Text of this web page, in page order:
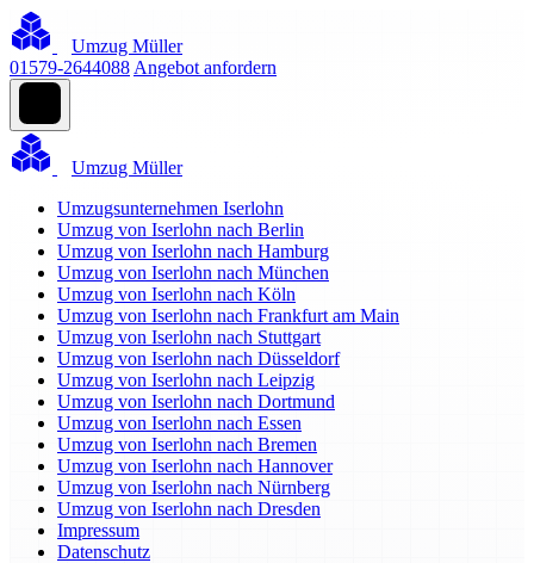
Umzug Müller
01579-2644088 Angebot anfordern
Umzug Müller
Umzugsunternehmen Iserlohn
Umzug von Iserlohn nach Berlin
Umzug von Iserlohn nach Hamburg
Umzug von Iserlohn nach München
Umzug von Iserlohn nach Köln
Umzug von Iserlohn nach Frankfurt am Main
Umzug von Iserlohn nach Stuttgart
Umzug von Iserlohn nach Düsseldorf
Umzug von Iserlohn nach Leipzig
Umzug von Iserlohn nach Dortmund
Umzug von Iserlohn nach Essen
Umzug von Iserlohn nach Bremen
Umzug von Iserlohn nach Hannover
Umzug von Iserlohn nach Nürnberg
Umzug von Iserlohn nach Dresden
Impressum
Datenschutz